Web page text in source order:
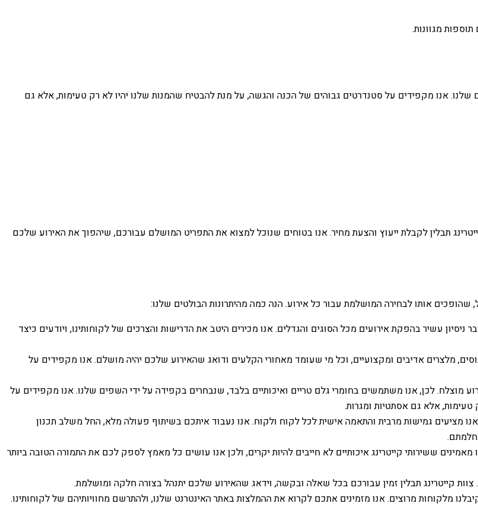
מגוונות.
אנו מקפידים על סטנדרטים גבוהים של הכנה והגשה, על מנת להבטיח שהמנות שלנו יהיו לא רק טעימות, אלא גם
תבלין לקבלת ייעוץ והצעת מחיר. אנו בטוחים שנוכל למצוא את התפריט המושלם עבורכם, שיהפוך את האירוע שלכם
שהופכים אותו לבחירה המושלמת עבור כל אירוע. הנה כמה מהיתרונות הבולטים שלנו:
ניסיון עשיר בהפקת אירועים מכל הסוגים והגדלים. אנו מכירים היטב את הדרישות והצרכים של לקוחותינו, ויודעים כיצד
מלצרים אדיבים ומקצועיים, וכל מי שעומד מאחורי הקלעים ודואג שהאירוע שלכם יהיה מושלם. אנו מקפידים על
מוצלח. לכן, אנו משתמשים בחומרי גלם טריים ואיכותיים בלבד, שנבחרים בקפידה על ידי השפים שלנו. אנו מקפידים על
אלא גם אסתטיות ומגרות.
אנו מציעים גמישות מרבית והתאמה אישית לכל לקוח ולקוח. אנו נעבוד איתכם בשיתוף פעולה מלא, החל משלב תכנון
ששירותי קייטרינג איכותיים לא חייבים להיות יקרים, ולכן אנו עושים כל מאמץ לספק לכם את התמורה הטובה ביותר
קייטרינג תבלין זמין עבורכם בכל שאלה ובקשה, וידאג שהאירוע שלכם יתנהל בצורה חלקה ומושלמת.
מלקוחות מרוצים. אנו מזמינים אתכם לקרוא את ההמלצות באתר האינטרנט שלנו, ולהתרשם מחוויותיהם של לקוחותינו.